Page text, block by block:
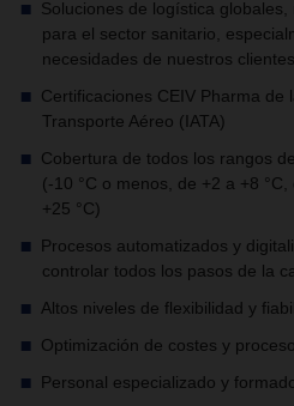
Soluciones de logística
para el sector sanitario,
necesidades de nuestros clientes
Certificaciones CEIV Pharma de
Transporte Aéreo (IATA)
Cobertura de todos los rangos
(-10 °C o menos, de +2 a +8
+25 °C)
Procesos automatizados y
controlar todos los pasos de la
Altos niveles de flexibilidad y
Optimización de costes y
Personal especializado y